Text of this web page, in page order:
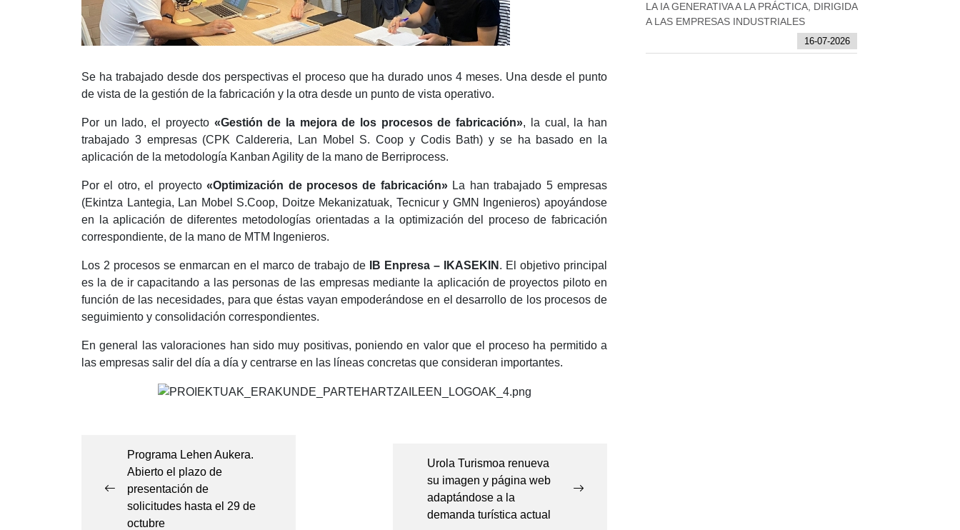
Se ha trabajado desde dos perspectivas el proceso que ha durado unos 4 meses. Una desde el punto
de vista de la gestión de la fabricación y la otra desde un punto de vista operativo.
Por un lado, el proyecto «Gestión de la mejora de los procesos de fabricación», la cual, la han
trabajado 3 empresas (CPK Caldereria, Lan Mobel S. Coop y Codis Bath) y se ha basado en la
aplicación de la metodología Kanban Agility de la mano de Berriprocess.
Por el otro, el proyecto«Optimización de procesos de fabricación»La han trabajado 5 empresas
(Ekintza Lantegia, Lan Mobel S.Coop, Doitze Mekanizatuak, Tecnicur y GMN Ingenieros) apoyándose
en la aplicación de diferentes metodologías orientadas a la optimización del proceso de fabricación
correspondiente, de la mano de MTM Ingenieros.
Los 2 procesos se enmarcan en el marco de trabajo de IB Enpresa – IKASEKIN . El objetivo principal
es la de ir capacitando a las personas de las empresas mediante la aplicación de proyectos piloto en
función de las necesidades, para que éstas vayan empoderándose en el desarrollo de los procesos de
seguimiento y consolidación correspondientes.
En general las valoraciones han sido muy positivas, poniendo en valor que el proceso ha permitido a
las empresas salir del día a día y centrarse en las líneas concretas que consideran importantes.
entradas
Programa Lehen Aukera.
Abierto el plazo de
presentación de
solicitudes hasta el 29 de
octubre
Urola Turismoa renueva
su imagen y página web
adaptándose a la
demanda turística actual
LA IA GENERATIVA A LA PRÁCTICA, DIRIGIDA
A LAS EMPRESAS INDUSTRIALES
16-07-2026